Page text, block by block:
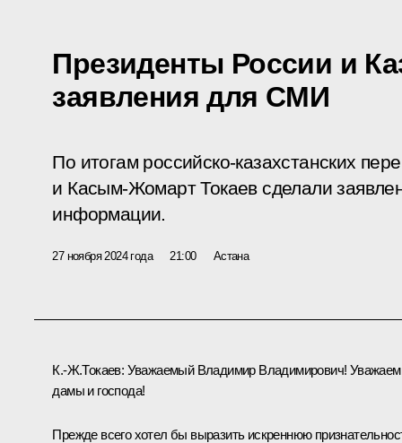
Президенты России и
заявления для СМИ
По итогам российско-казахстанских
и Касым-Жомарт Токаев сделали
информации.
27 ноября 2024 года 21:00 Астана
К.-Ж.Токаев: Уважаемый Владимир Владимирович!
дамы и господа!
Прежде всего хотел бы выразить искреннюю